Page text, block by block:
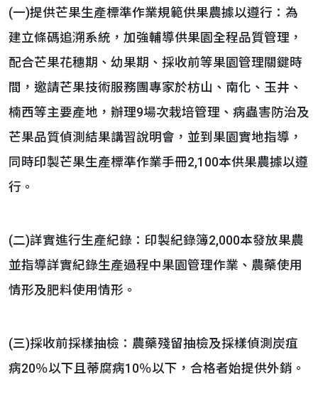
(一)提供芒果生產標準作業規範供果農據以遵行：為
建立條碼追溯系統，加強輔導供果園全程品質管理，
配合芒果花穗期、幼果期、採收前等果園管理關鍵時
間，邀請芒果技術服務團專家於枋山、南化、玉井、
楠西等主要產地，辦理9場次栽培管理、病蟲害防治及
芒果品質偵測結果講習說明會，並到果園實地指導，
同時印製芒果生產標準作業手冊2,100本供果農據以遵
行。
(二)詳實進行生產紀錄：印製紀錄簿2,000本發放果農
並指導詳實紀錄生產過程中果園管理作業、農藥使用
情形及肥料使用情形。
(三)採收前採樣抽檢：農藥殘留抽檢及採樣偵測炭疽
病20％以下且蒂腐病10％以下，合格者始提供外銷。